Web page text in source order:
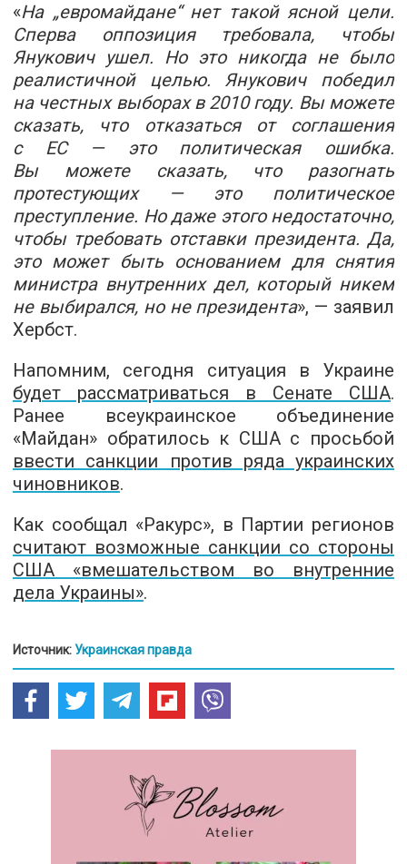
«На „евромайдане“ нет такой ясной цели.
Сперва оппозиция требовала, чтобы
Янукович ушел. Но это никогда не было
реалистичной целью. Янукович победил
на честных выборах в 2010 году. Вы можете
сказать, что отказаться от соглашения
с ЕС — это политическая ошибка.
Вы можете сказать, что разогнать
протестующих — это политическое
преступление. Но даже этого недостаточно,
чтобы требовать отставки президента. Да,
это может быть основанием для снятия
министра внутренних дел, который никем
не выбирался, но не президента», — заявил
Хербст.
Напомним, сегодня ситуация в Украине
будет рассматриваться в Сенате США.
Ранее всеукраинское объединение
«Майдан» обратилось к США с просьбой
ввести санкции против ряда украинских
чиновников.
Как сообщал «Ракурс», в Партии регионов
считают возможные санкции со стороны
США «вмешательством во внутренние
дела Украины».
Источник: Украинская правда